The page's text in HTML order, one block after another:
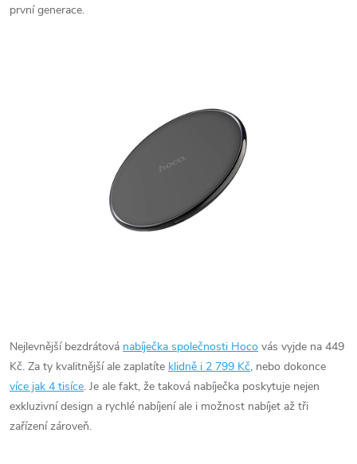
první generace.
Nejlevnější bezdrátová nabíječka společnosti Hoco vás vyjde na 449
Kč. Za ty kvalitnější ale zaplatíte klidně i 2 799 Kč, nebo dokonce
více jak 4 tisíce. Je ale fakt, že taková nabíječka poskytuje nejen
exkluzivní design a rychlé nabíjení ale i možnost nabíjet až tři
zařízení zároveň.